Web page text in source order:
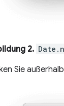
2.
Sie